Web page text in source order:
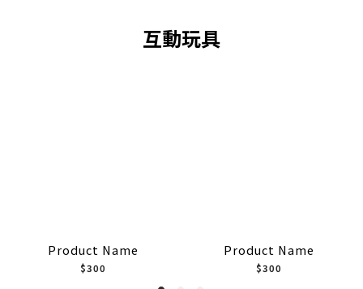
互動玩具
Product Name
$300
Product Name
$300